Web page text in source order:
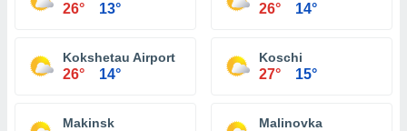
26° 13° 26° 14°
Kokshetau Airport
26° 14°
Koschi
27° 15°
Makinsk Malinovka